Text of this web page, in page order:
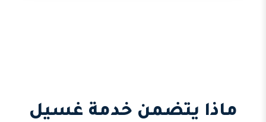
ماذا يتضمن خدمة غسيل